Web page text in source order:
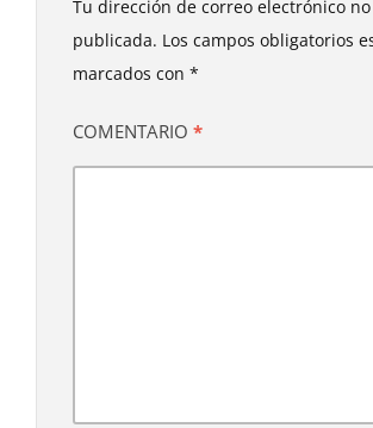
Tu dirección de correo electrónico
publicada. Los campos obligatorios
marcados con *
COMENTARIO *